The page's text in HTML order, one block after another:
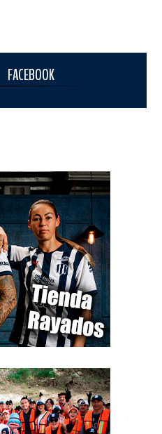
FACEBOOK